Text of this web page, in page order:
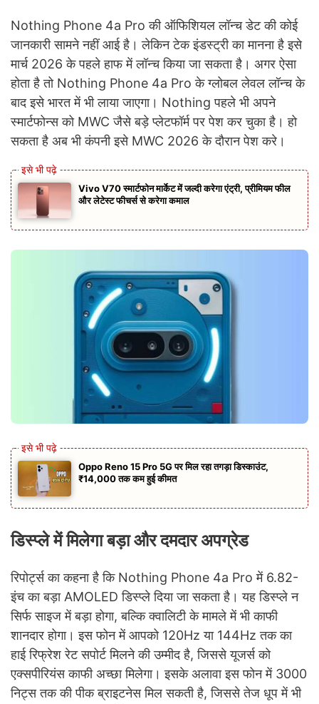
Nothing Phone 4a Pro की ऑफिशियल लॉन्च डेट की कोई
जानकारी सामने नहीं आई है। लेकिन टेक इंडस्ट्री का मानना है इसे
मार्च 2026 के पहले हाफ में लॉन्च किया जा सकता है। अगर ऐसा
होता है तो Nothing Phone 4a Pro के ग्लोबल लेवल लॉन्च के
बाद इसे भारत में भी लाया जाएगा। Nothing पहले भी अपने
स्मार्टफोन्स को MWC जैसे बड़े प्लेटफॉर्म पर पेश कर चुका है। हो
सकता है अब भी कंपनी इसे MWC 2026 के दौरान पेश करे।
Vivo V70 स्मार्टफोन मार्केट में जल्दी करेगा एंट्री, प्रीमियम फील
और लेटेस्ट फीचर्स से करेगा कमाल
Oppo Reno 15 Pro 5G पर मिल रहा तगड़ा डिस्काउंट,
₹14,000 तक कम हुई कीमत
डिस्प्ले में मिलेगा बड़ा और दमदार अपग्रेड
रिपोर्ट्स का कहना है कि Nothing Phone 4a Pro में 6.82-
इंच का बड़ा AMOLED डिस्प्ले दिया जा सकता है। यह डिस्प्ले न
सिर्फ साइज में बड़ा होगा, बल्कि क्वालिटी के मामले में भी काफी
शानदार होगा। इस फोन में आपको 120Hz या 144Hz तक का
हाई रिफ्रेश रेट सपोर्ट मिलने की उम्मीद है, जिससे यूजर्स को
एक्सपीरियंस काफी अच्छा मिलेगा। इसके अलावा इस फोन में 3000
निट्स तक की पीक ब्राइटनेस मिल सकती है, जिससे तेज धूप में भी